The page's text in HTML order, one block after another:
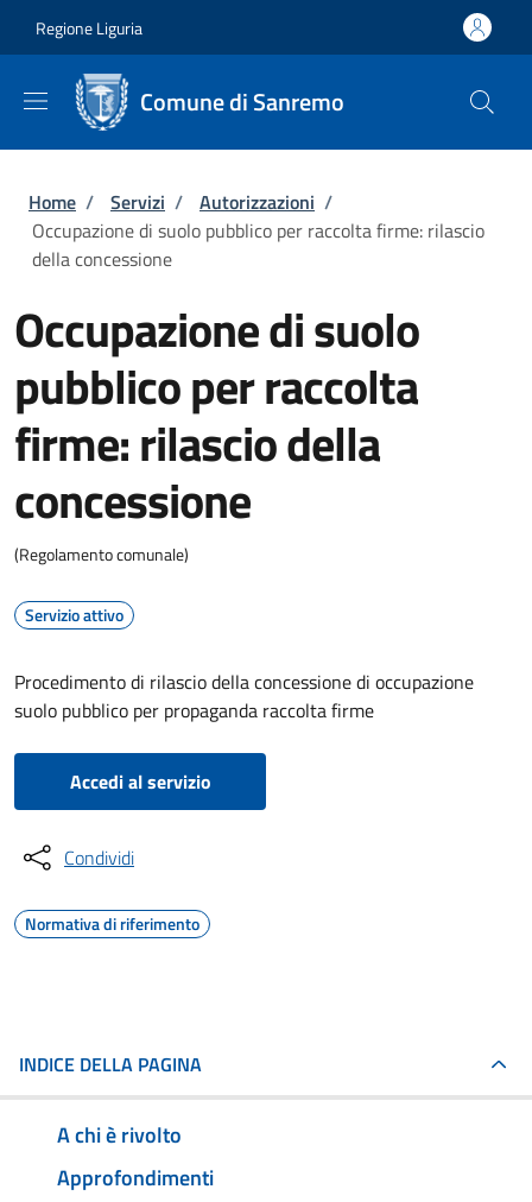
Regione Liguria
Comune di Sanremo
Briciole di pane
Home / Servizi / Autorizzazioni /
Occupazione di suolo pubblico per raccolta firme: rilascio
della concessione
Occupazione di suolo
pubblico per raccolta
firme: rilascio della
concessione
(Regolamento comunale)
Servizio attivo
Procedimento di rilascio della concessione di occupazione
suolo pubblico per propaganda raccolta firme
Accedi al servizio
Condividi
Normativa di riferimento
INDICE DELLA PAGINA
A chi è rivolto
Approfondimenti